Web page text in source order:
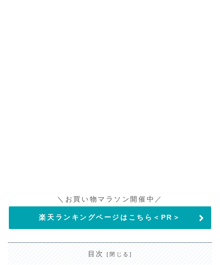
＼お買い物マラソン開催中／
楽天ランキングページはこちら＜PR＞
目次